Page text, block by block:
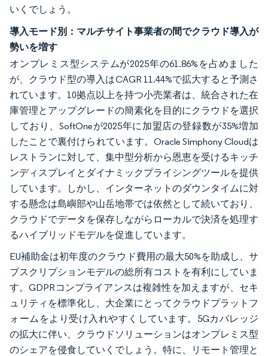
いくでしょう。
導入モード別：マルチサイト事業者の間でクラウド導入が
勢いを増す
オンプレミス型システムが2025年の61.86%を占めました
が、クラウド型の導入はCAGR 11.44%で拡大すると予測さ
れています。10拠点以上を持つ小売業者は、統合された在
庫管理とアップグレードの簡素化を目的にクラウドを選択
しており、SoftOneが2025年に加盟店の登録数が35%増加
したことで裏付けられています。Oracle Simphony Cloudは
レストランに対して、集中型分析から恩恵を受けるキッチ
ンディスプレイとダイナミックプライシングツールを提供
しています。しかし、インターネットのダウンタイムに対
する懸念は島嶼部や山岳地帯では依然として続いており、
クラウドでデータを保存しながらローカルで決済を処理す
るハイブリッドモデルを促進しています。
EU補助金は初年度のクラウド費用の最大50%を助成し、サ
ブスクリプションモデルの総所有コストを有利にしていま
す。GDPRコンプライアンスは複雑性を加えますが、セキ
ュリティを標準化し、大企業にとってクラウドプラットフ
ォームをより受け入れやすくしています。5Gカバレッジ
の拡大に伴い、クラウドソリューションはオンプレミス型
のシェアを侵食していくでしょう。特に、リモート管理と